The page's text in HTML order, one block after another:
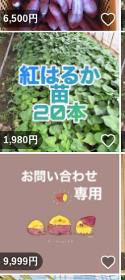
6,500円
1,980円
9,999円